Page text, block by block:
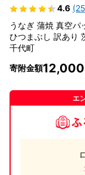
4.6
うなぎ 蒲焼 真空
ひつまぶし 訳あり
千代町
寄附金額12,000
エ